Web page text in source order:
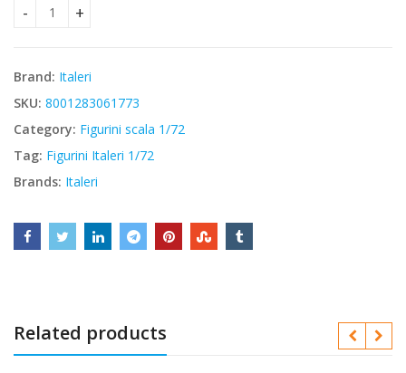
Italeri 6177 Union Infantry American Civil War quantity
Brand: Italeri
SKU: 8001283061773
Category: Figurini scala 1/72
Tag: Figurini Italeri 1/72
Brands: Italeri
Related products